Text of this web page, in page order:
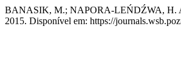
BANASIK, M.; NAPORA-LEŃDŹWA, H.
2015. Disponível em: https://